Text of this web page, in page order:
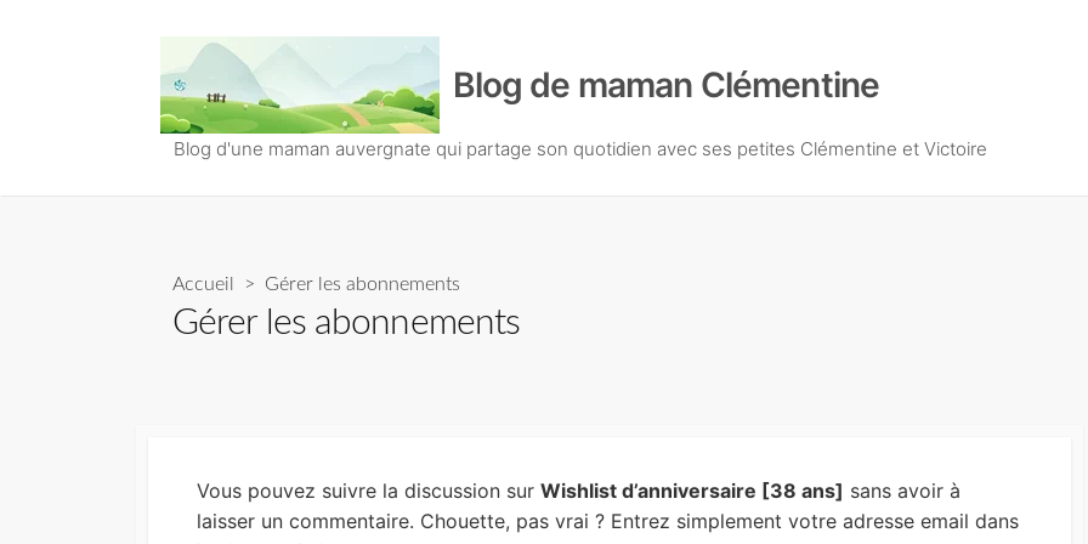
c
Blog de maman Clémentine
Blog d'une maman auvergnate qui partage son quotidien avec ses petites Clémentine et Victoire
Accueil > Gérer les abonnements
Gérer les abonnements
Vous pouvez suivre la discussion sur Wishlist d’anniversaire [38 ans] sans avoir à
laisser un commentaire. Chouette, pas vrai ? Entrez simplement votre adresse email dans